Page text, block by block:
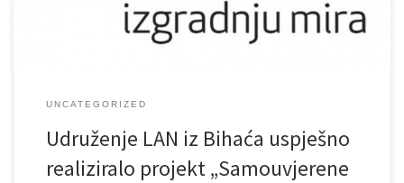
UNCATEGORIZED
Udruženje LAN iz Bihaća uspješno
realiziralo projekt „Samouvjerene